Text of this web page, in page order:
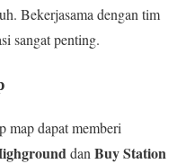
Bekerjasama dengan tim
sangat penting.
map dapat memberi
dan Buy Station